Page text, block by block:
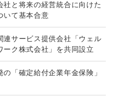
社と将来の経営統合に向けた
いて基本合意
連サービス提供会社「ウェル
ーク株式会社」を共同設立
「確定給付企業年金保険」